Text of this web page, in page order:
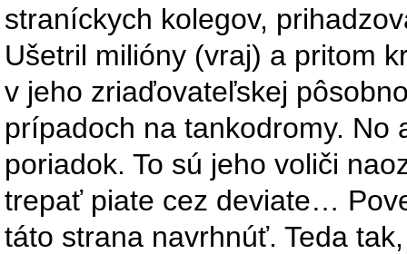
straníckych kolegov,
Ušetril milióny (vraj) a pritom
v jeho zriaďovateľskej
prípadoch na tankodromy. No
poriadok. To sú jeho voliči
trepať piate cez deviate…
táto strana navrhnúť. Teda